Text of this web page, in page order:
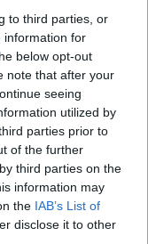
to third parties, or
information for
below opt-out
note that after your
seeing
utilized by
parties prior to
of the further
third parties on the
information may
the IAB’s List of
disclose it to other
enquanto o stress
cortisol e
que não há
mudanças
observada,
processo
em
2026”
com
Assche
entre os
do Estoril, em